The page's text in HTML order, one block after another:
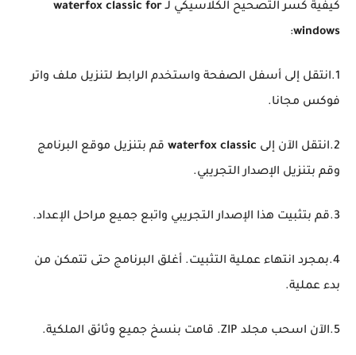
كيفية كسر التصحيح الكلاسيكي لـwaterfox classic for
windows
:
1.انتقل إلى أسفل الصفحة واستخدم الرابط لتنزيل ملف واتر
فوكس مجانا.
2.انتقل الآن إلى waterfox classic قم بتنزيل موقع البرنامج
وقم بتنزيل الإصدار التجريبي.
3.قم بتثبيت هذا الإصدار التجريبي واتبع جميع مراحل الإعداد.
4.بمجرد انتهاء عملية التثبيت. أغلق البرنامج حتى تتمكن من
بدء عملية.
5.الآن اسحب مجلد ZIP. قامت بنسخ جميع وثائق الملكية.